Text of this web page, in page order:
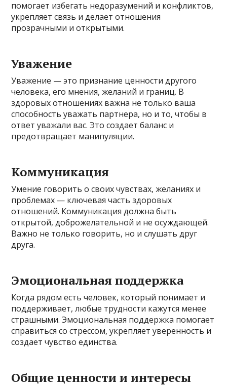
помогает избегать недоразумений и конфликтов,
укрепляет связь и делает отношения
прозрачными и открытыми.
Уважение
Уважение — это признание ценности другого
человека, его мнения, желаний и границ. В
здоровых отношениях важна не только ваша
способность уважать партнера, но и то, чтобы в
ответ уважали вас. Это создает баланс и
предотвращает манипуляции.
Коммуникация
Умение говорить о своих чувствах, желаниях и
проблемах — ключевая часть здоровых
отношений. Коммуникация должна быть
открытой, доброжелательной и не осуждающей.
Важно не только говорить, но и слушать друг
друга.
Эмоциональная поддержка
Когда рядом есть человек, который понимает и
поддерживает, любые трудности кажутся менее
страшными. Эмоциональная поддержка помогает
справиться со стрессом, укрепляет уверенность и
создает чувство единства.
Общие ценности и интересы